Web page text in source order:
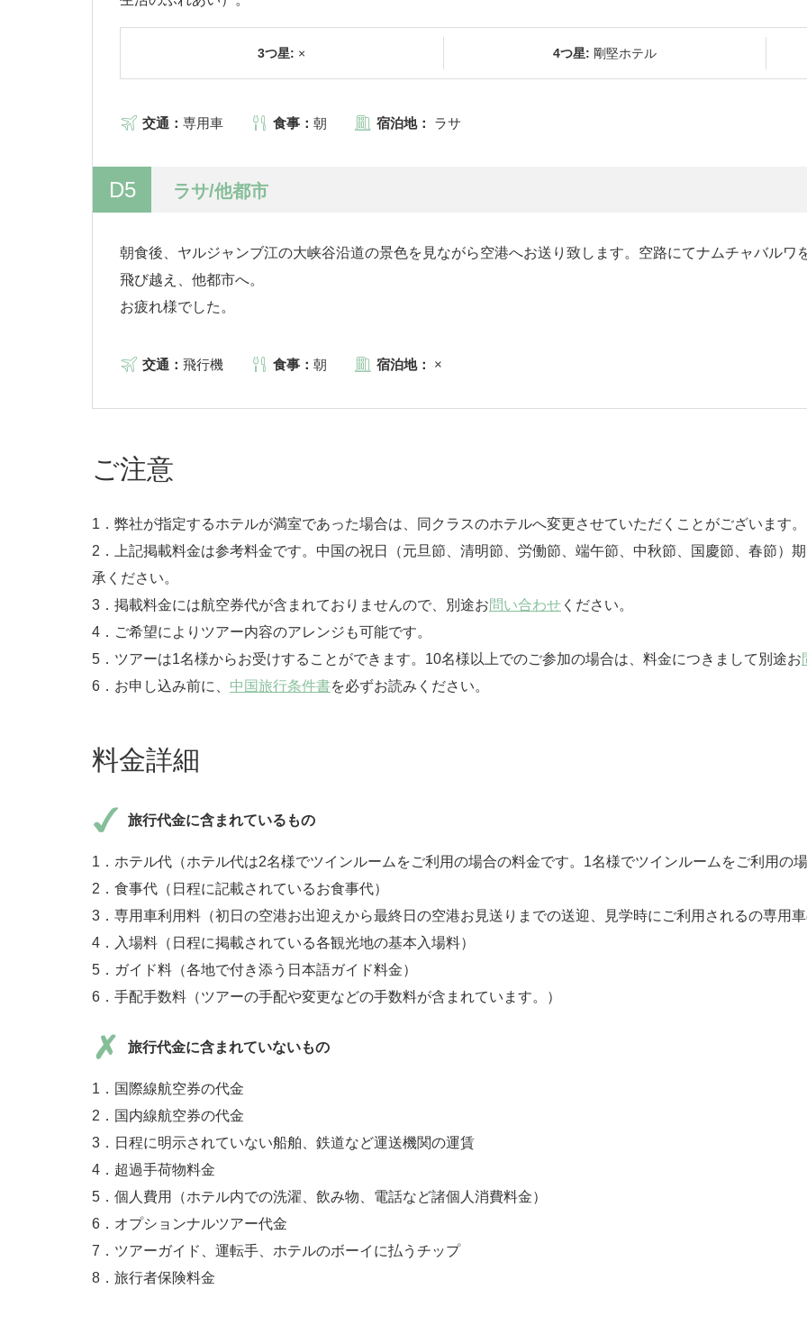
3つ星: × 4つ星: 剛堅ホテル
交通： 専用車 食事： 朝 宿泊地： ラサ
D5 ラサ/他都市
朝食後、ヤルジャンブ江の大峡谷沿道の景色を見ながら空港へお送り致します。空路にてナムチャバルワ
飛び越え、他都市へ。
お疲れ様でした。
交通： 飛行機 食事： 朝 宿泊地： ×
ご注意
1．弊社が指定するホテルが満室であった場合は、同クラスのホテルへ変更させていただくことがございます。
2．上記掲載料金は参考料金です。中国の祝日（元旦節、清明節、労働節、端午節、中秋節、国慶節、春節）
承ください。
3．掲載料金には航空券代が含まれておりませんので、別途お問い合わせ ください。
4．ご希望によりツアー内容のアレンジも可能です。
5．ツアーは1名様からお受けすることができます。10名様以上でのご参加の場合は、料金につきまして別途お
6．お申し込み前に、 中国旅行条件書を必ずお読みください。
料金詳細
旅行代金に含まれているもの
1．ホテル代（ホテル代は2名様でツインルームをご利用の場合の料金です。1名様でツインルームをご利用の
2．食事代（日程に記載されているお食事代）
3．専用車利用料（初日の空港お出迎えから最終日の空港お見送りまでの送迎、見学時にご利用されるの専用
4．入場料（日程に掲載されている各観光地の基本入場料）
5．ガイド料（各地で付き添う日本語ガイド料金）
6．手配手数料（ツアーの手配や変更などの手数料が含まれています。）
旅行代金に含まれていないもの
1．国際線航空券の代金
2．国内線航空券の代金
3．日程に明示されていない船舶、鉄道など運送機関の運賃
4．超過手荷物料金
5．個人費用（ホテル内での洗濯、飲み物、電話など諸個人消費料金）
6．オプションナルツアー代金
7．ツアーガイド、運転手、ホテルのボーイに払うチップ
8．旅行者保険料金